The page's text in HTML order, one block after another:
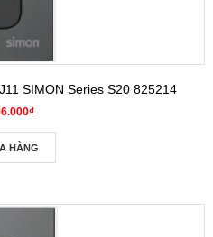
SIMON Series S20 825214
HÀNG